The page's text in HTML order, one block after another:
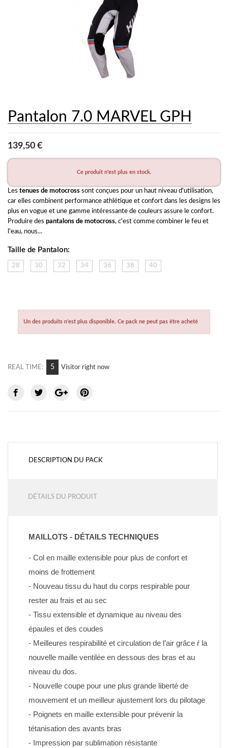
Pantalon 7.0 MARVEL GPH
139,50 €
Ce produit n'est plus en stock.
Les tenues de motocross sont conçues pour un haut niveau d'utilisation,
car elles combinent performance athlétique et confort dans les designs les
plus en vogue et une gamme intéressante de couleurs assure le confort.
Produire des pantalons de motocross, c'est comme combiner le feu et
l'eau, nous...
Taille de Pantalon:
28 30 32 34 36 38 40
Un des produits n'est plus disponible. Ce pack ne peut pas être acheté
REAL TIME: 6 Visitor right now
DESCRIPTION DU PACK
DÉTAILS DU PRODUIT
MAILLOTS - DÉTAILS TECHNIQUES
- Col en maille extensible pour plus de confort et
moins de frottement
- Nouveau tissu du haut du corps respirable pour
rester au frais et au sec
- Tissu extensible et dynamique au niveau des
épaules et des coudes
- Meilleures respirabilité et circulation de l’air grâce ŕ la
nouvelle maille ventilée en dessous des bras et au
niveau du dos.
- Nouvelle coupe pour une plus grande liberté de
mouvement et un meilleur ajustement lors du pilotage
- Poignets en maille extensible pour prévenir la
tétanisation des avants bras
- Impression par sublimation résistante